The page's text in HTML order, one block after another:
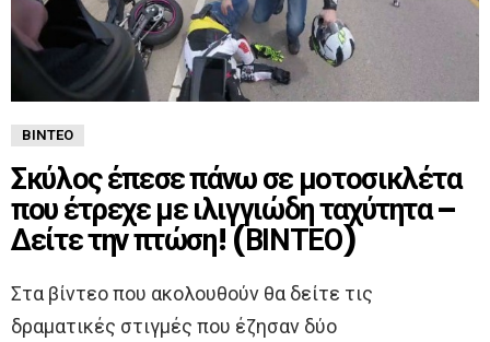
ΒΊΝΤΕΟ
Σκύλος έπεσε πάνω σε μοτοσικλέτα
που έτρεχε με ιλιγγιώδη ταχύτητα –
Δείτε την πτώση! (ΒΙΝΤΕΟ)
Στα βίντεο που ακολουθούν θα δείτε τις
δραματικές στιγμές που έζησαν δύο